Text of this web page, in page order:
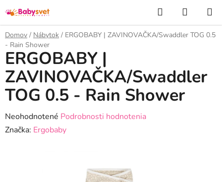
na
obsah
Hľadať
KOŠÍK
Domov / Nábytok / ERGOBABY | ZAVINOVAČKA/Swaddler TOG 0.5
- Rain Shower
ERGOBABY |
ZAVINOVAČKA/Swaddler
TOG 0.5 - Rain Shower
Priemerné
hodnotenie
Neohodnotené Podrobnosti hodnotenia
Značka: Ergobaby